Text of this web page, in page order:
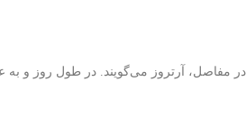
آرتروز می‌گویند. در طول روز و